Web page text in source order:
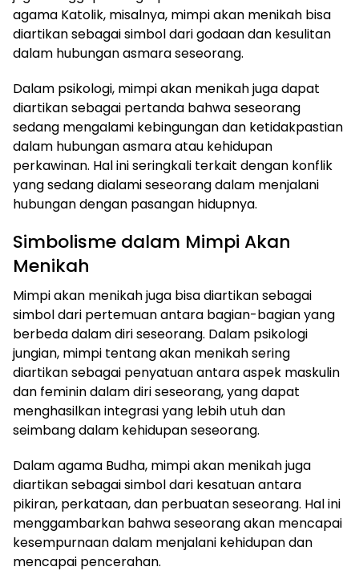
agama Katolik, misalnya, mimpi akan menikah bisa
diartikan sebagai simbol dari godaan dan kesulitan
dalam hubungan asmara seseorang.
Dalam psikologi, mimpi akan menikah juga dapat
diartikan sebagai pertanda bahwa seseorang
sedang mengalami kebingungan dan ketidakpastian
dalam hubungan asmara atau kehidupan
perkawinan. Hal ini seringkali terkait dengan konflik
yang sedang dialami seseorang dalam menjalani
hubungan dengan pasangan hidupnya.
Simbolisme dalam Mimpi Akan
Menikah
Mimpi akan menikah juga bisa diartikan sebagai
simbol dari pertemuan antara bagian-bagian yang
berbeda dalam diri seseorang. Dalam psikologi
jungian, mimpi tentang akan menikah sering
diartikan sebagai penyatuan antara aspek maskulin
dan feminin dalam diri seseorang, yang dapat
menghasilkan integrasi yang lebih utuh dan
seimbang dalam kehidupan seseorang.
Dalam agama Budha, mimpi akan menikah juga
diartikan sebagai simbol dari kesatuan antara
pikiran, perkataan, dan perbuatan seseorang. Hal ini
menggambarkan bahwa seseorang akan mencapai
kesempurnaan dalam menjalani kehidupan dan
mencapai pencerahan.